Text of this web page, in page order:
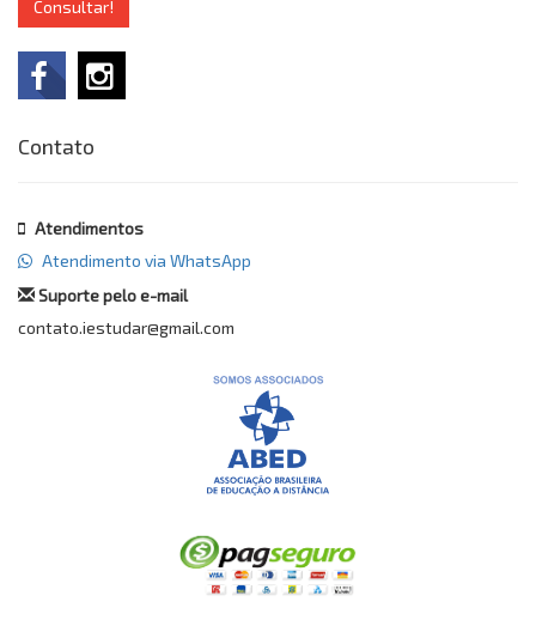
Consultar!
Contato
Atendimentos
Atendimento via WhatsApp
Suporte pelo e-mail
contato.iestudar@gmail.com